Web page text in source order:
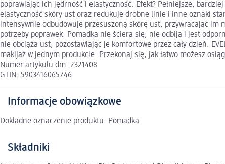
poprawiając ich jędrność i elastyczność. Efekt? Pełniejsze,
elastyczność skóry ust oraz redukuje drobne linie i inne oznaki
intensywnie odbudowuje przesuszoną skórę ust, przywracając im
potrzeby poprawek. Pomadka nie ściera się, nie odbija i jest
nie obciąża ust, pozostawiając je komfortowe przez cały dzień.
makijaż w jednym produkcie. Przekonaj się, jak łatwo możesz
Numer artykułu dm: 2321408
GTIN: 5903416065746
Informacje obowiązkowe
Dokładne oznaczenie produktu: Pomadka
Składniki